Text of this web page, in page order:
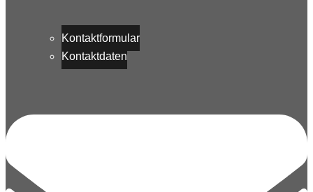
Kontaktformular
Kontaktdaten